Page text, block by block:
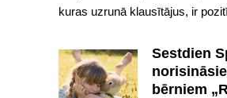
kuras uzrunā klausītājus, ir
Sestdien
bērniem